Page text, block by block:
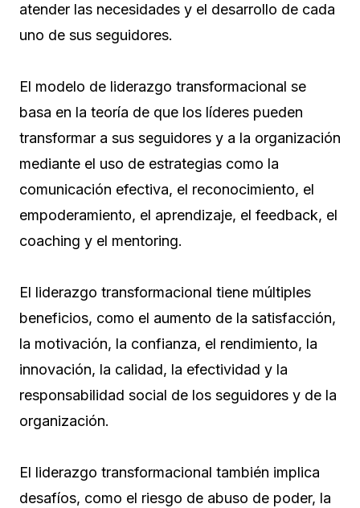
atender las necesidades y el desarrollo de cada
uno de sus seguidores.
El modelo de liderazgo transformacional se
basa en la teoría de que los líderes pueden
transformar a sus seguidores y a la organización
mediante el uso de estrategias como la
comunicación efectiva, el reconocimiento, el
empoderamiento, el aprendizaje, el feedback, el
coaching y el mentoring.
El liderazgo transformacional tiene múltiples
beneficios, como el aumento de la satisfacción,
la motivación, la confianza, el rendimiento, la
innovación, la calidad, la efectividad y la
responsabilidad social de los seguidores y de la
organización.
El liderazgo transformacional también implica
desafíos, como el riesgo de abuso de poder, la